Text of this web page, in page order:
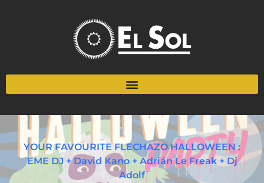
YOUR FAVOURITE FLECHAZO HALLOWEEN :
EME DJ + David Kano + Adrián Le Freak + Dj
Adolf